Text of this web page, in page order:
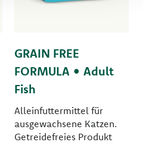
GRAIN FREE
FORMULA • Adult
Fish
Alleinfuttermittel für
ausgewachsene Katzen.
Getreidefreies Produkt